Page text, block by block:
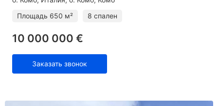
Площадь 650 м² 8 спален
10 000 000 €
Заказать звонок